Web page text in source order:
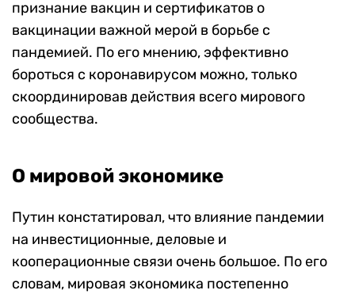
признание вакцин и сертификатов о
вакцинации важной мерой в борьбе с
пандемией. По его мнению, эффективно
бороться с коронавирусом можно, только
скоординировав действия всего мирового
сообщества.
О мировой экономике
Путин констатировал, что влияние пандемии
на инвестиционные, деловые и
кооперационные связи очень большое. По его
словам, мировая экономика постепенно